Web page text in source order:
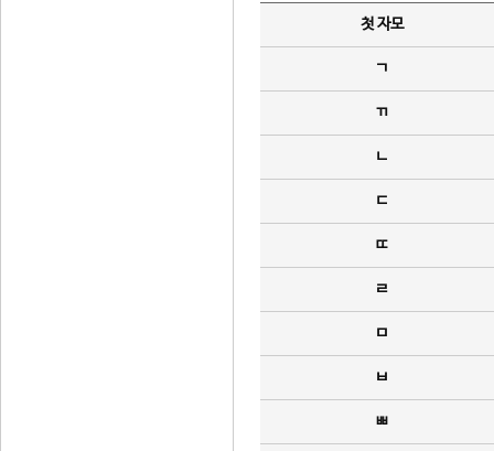
첫 자모
ㄱ
ㄲ
ㄴ
ㄷ
ㄸ
ㄹ
ㅁ
ㅂ
ㅃ